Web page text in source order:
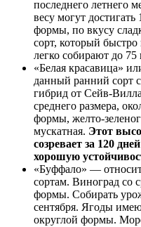
последнего летнего
весу могут
формы, по вкусу
сорт, который
легко собирают до 75
«Белая красавица»
данный ранний сорт
гибрид от Сейв-
среднего размера,
формы, желто-
мускатная. Этот
созревает за 120
хорошую
«Буффало» —
сортам. Виноград со
формы. Собирать
сентября. Ягоды
округлой формы.